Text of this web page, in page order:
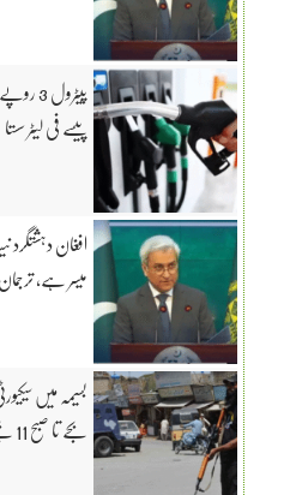
پیسے فی لیٹر سستا
افغان
میسر ہے،
بجے تا صبح 11 بجے تک کرفیو نافذ